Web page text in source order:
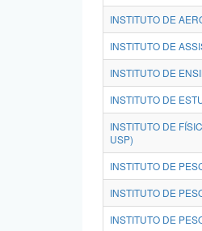
INSTITUTO DE
INSTITUTO DE
INSTITUTO DE
INSTITUTO DE
INSTITUTO DE
USP)
INSTITUTO DE
INSTITUTO DE